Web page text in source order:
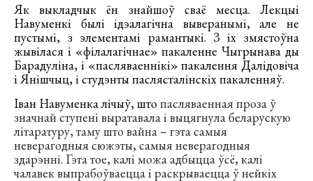
Як выкладчык ён знайшоў сваё месца. Лекцыі
Навуменкі былі ідэалагічна выверанымі, але не
пустымі, з элементамі рамантыкі. З іх змястоўна
жывілася і «філалагічнае» пакаленне Чыгрынава ды
Барадуліна, і «пасляваеннікі» пакалення Далідовіча
і Янішчыц, і студэнты паслясталінскіх пакаленняў.
Іван Навуменка лічыў, штопасляваенная проза ў
значнай ступені выратавала і выцягнула беларускую
літаратуру, таму што вайна – гэта самыя
неверагодныя сюжэты, самыя неверагодныя
здарэнні. Гэта тое, калі можа адбыцца ўсё, калі
чалавек выпрабоўваецца і раскрываецца ў нейкіх